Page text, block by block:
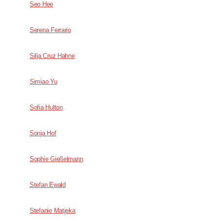
Seo Hee
Serena Ferrario
Silja Cruz Hahne
Simiao Yu
Sofia Hulton
Sonja Hof
Sophie Gießelmann
Stefan Ewald
Stefanie Matjeka